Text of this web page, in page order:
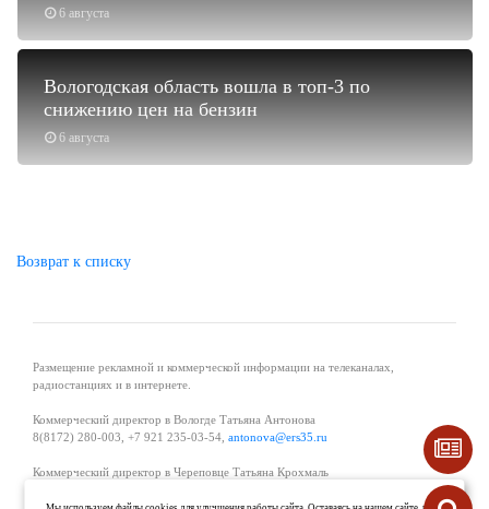
6 августа
6 августа
Вологодская область вошла в топ-3 по
снижению цен на бензин
Возврат к списку
Размещение рекламной и коммерческой информации на телеканалах,
радиостанциях и в интернете.
Коммерческий директор в Вологде Татьяна Антонова
8(8172) 280-003, +7 921 235-03-54, antonova@ers35.ru
Коммерческий директор в Череповце Татьяна Крохмаль